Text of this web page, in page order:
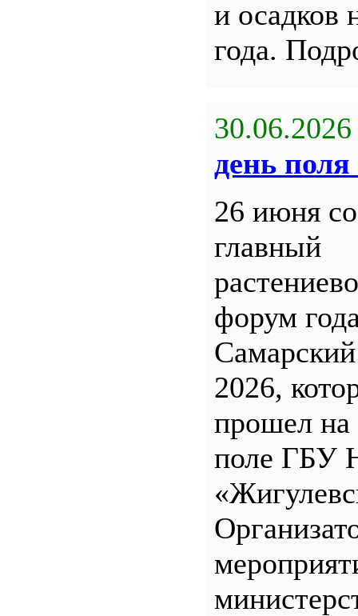
и осадков
года.
30.06.2026
день поля
26 июня
главный
форум
2026,
прошел
поле ГБУ